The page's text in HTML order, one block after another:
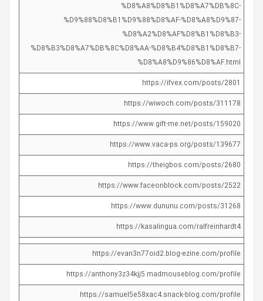
%D8%A8%D8%B1%D8%A7%DB%8C-
%D9%88%D8%B1%D9%88%D8%AF-%D8%A8%D9%87-
%D8%A2%D8%AF%D8%B1%D8%B3-
%D8%B3%D8%A7%DB%8C%D8%AA-%D8%B4%D8%B1%D8%B7-
%D8%A8%D9%86%D8%AF.html
https://ifvex.com/posts/2801
https://wiwoch.com/posts/311178
https://www.gift-me.net/posts/159020
https://www.vaca-ps.org/posts/139677
https://theigbos.com/posts/2680
https://www.faceonblock.com/posts/2522
https://www.dununu.com/posts/31268
https://kasalingua.com/ralfreinhardt4
https://evan3n77oid2.blog-ezine.com/profile
https://anthony3z34kjj5.madmouseblog.com/profile
https://samuel5e58xac4.snack-blog.com/profile